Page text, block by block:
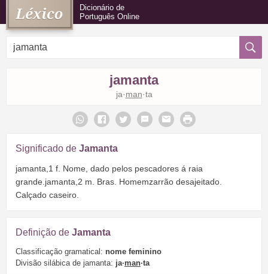
Dicionário de
Português Online
jamanta
ja·man·ta
Significado de Jamanta
jamanta,1 f. Nome, dado pelos pescadores á raia
grande.jamanta,2 m. Bras. Homemzarrão desajeitado.
Calçado caseiro.
Definição de Jamanta
Classificação gramatical: nome feminino
Divisão silábica de jamanta: ja·man·ta